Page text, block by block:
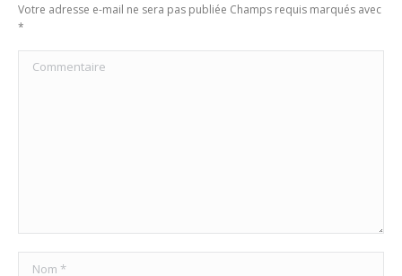
Votre adresse e-mail ne sera pas publiée Champs requis marqués avec
*
Commentaire
Nom *